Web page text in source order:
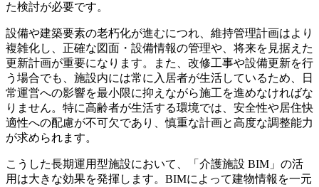
た検討が必要です。
設備や建築要素の老朽化が進むにつれ、維持管理計画はより
複雑化し、正確な図面・設備情報の管理や、将来を見据えた
更新計画が重要になります。また、改修工事や設備更新を行
う場合でも、施設内には常に入居者が生活しているため、日
常運営への影響を最小限に抑えながら施工を進めなければな
りません。特に高齢者が生活する環境では、安全性や居住快
適性への配慮が不可欠であり、慎重な計画と高度な調整能力
が求められます。
こうした長期運用型施設において、「介護施設 BIM」の活
用は大きな効果を発揮します。BIMによって建物情報を一元